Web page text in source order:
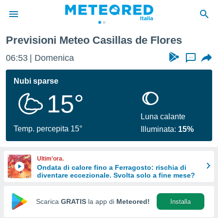
di
per
le
di
Web
Previsioni Meteo Casillas de Flores
06:53 Domenica ...
Nubi sparse
15°
Temp. percepita 15°
Luna calante
Illuminata: 15%
Ultim'ora.
Ondata di calore fino a Ferragosto: rischia di
diventare eccezionale. Svolta solo a fine mese?
Scarica GRATIS la app di Meteored! Installa